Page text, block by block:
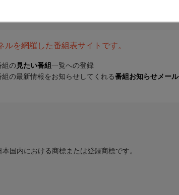
を網羅した番組表サイトです。
組の 見たい番組 一覧への登録
の最新情報をお知らせしてくれる番組お知らせメール
国内における商標または登録商標です。